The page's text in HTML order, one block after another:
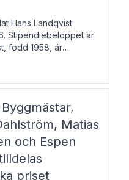
Hans Landqvist
Stipendiebeloppet är
född 1958, är
universitet. Han
Författn
Matias
och Espen
priset